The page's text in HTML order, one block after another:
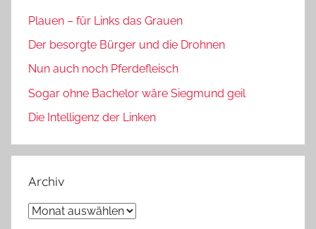
Plauen – für Links das Grauen
Der besorgte Bürger und die Drohnen
Nun auch noch Pferdefleisch
Sogar ohne Bachelor wäre Siegmund geil
Die Intelligenz der Linken
Archiv
Archiv